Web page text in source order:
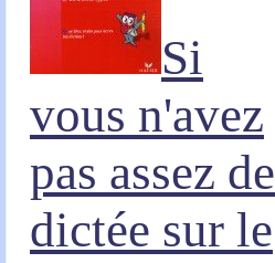
Si
vous n'avez
pas assez de
dictée sur le